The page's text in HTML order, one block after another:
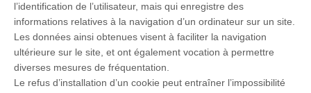
l’identification de l’utilisateur, mais qui enregistre des
informations relatives à la navigation d’un ordinateur sur un site.
Les données ainsi obtenues visent à faciliter la navigation
ultérieure sur le site, et ont également vocation à permettre
diverses mesures de fréquentation.
Le refus d’installation d’un cookie peut entraîner l’impossibilité